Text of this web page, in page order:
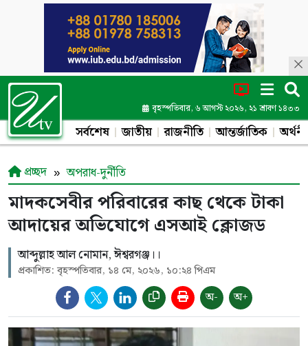
বৃহস্পতিবার, ৬ আগস্ট ২০২৬, ২১ শ্রাবণ ১৪৩৩
সর্বশেষ জাতীয় রাজনীতি আন্তর্জাতিক
প্রচ্ছদ অপরাধ-দুর্নীতি
মাদকসেবীর পরিবারের কাছ থেকে টাকা
আদায়ের অভিযোগে এসআই ক্লোজড
আব্দুল্লাহ আল নোমান, ঈশ্বরগঞ্জ।।
প্রকাশিত: বৃহস্পতিবার, ১৪ মে, ২০২৬, ১০:২৪ পিএম
অ- অ+